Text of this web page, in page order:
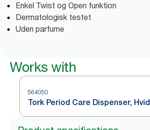
Enkel Twist og Open funktion
Dermatologisk testet
Uden parfume
Works with
564050
Tork Period Care Dispenser, Hvid